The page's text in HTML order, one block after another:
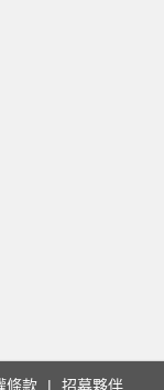
條款 招募夥伴